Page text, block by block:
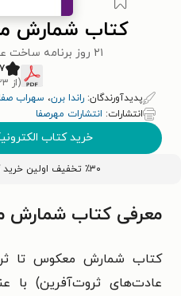
کتاب شمارش
۲۱ روز برنامه ساخت عادت‌های ثروت‌آفرین
(از ۲۳ رأی)
پدیدآورندگان: راندا برن، سهراب
انتشارات: انتشارات مهرصفا
خرید کتاب
٪۳۰ تخفیف اولین خرید کتاب با کد
معرفی کتاب شمارش